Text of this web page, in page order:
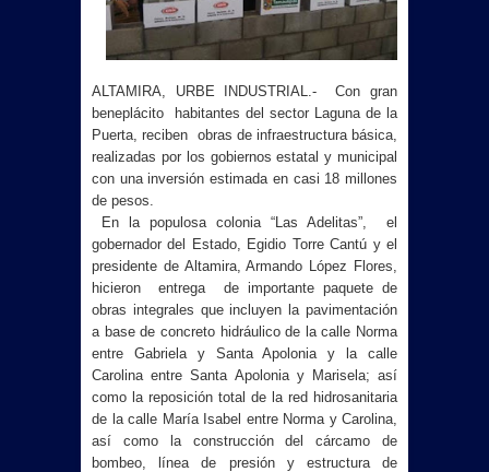
ALTAMIRA, URBE INDUSTRIAL.- Con gran
beneplácito habitantes del sector Laguna de la
Puerta, reciben obras de infraestructura básica,
realizadas por los gobiernos estatal y municipal
con una inversión estimada en casi 18 millones
de pesos.
En la populosa colonia “Las Adelitas”, el
gobernador del Estado, Egidio Torre Cantú y el
presidente de Altamira, Armando López Flores,
hicieron entrega de importante paquete de
obras integrales que incluyen la pavimentación
a base de concreto hidráulico de la calle Norma
entre Gabriela y Santa Apolonia y la calle
Carolina entre Santa Apolonia y Marisela; así
como la reposición total de la red hidrosanitaria
de la calle María Isabel entre Norma y Carolina,
así como la construcción del cárcamo de
bombeo, línea de presión y estructura de